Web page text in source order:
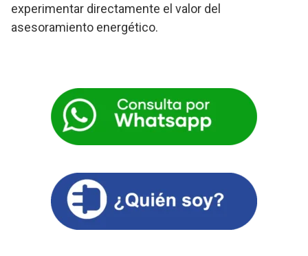
experimentar directamente el valor del
asesoramiento energético.